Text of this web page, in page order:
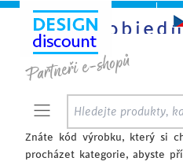
Rychlá
Znáte kód výrobku, který si
procházet kategorie, abyste